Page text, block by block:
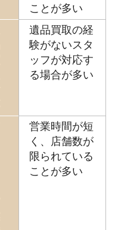
ことが多い
遺品買取の経
験がないスタ
ッフが対応す
る場合が多い
営業時間が短
く、店舗数が
限られている
ことが多い